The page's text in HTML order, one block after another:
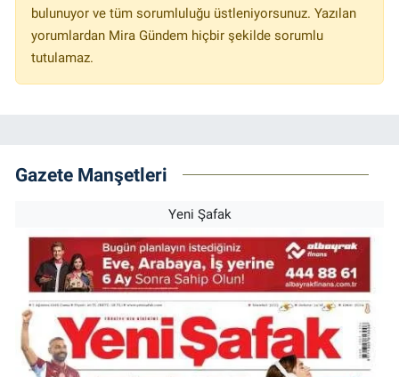
bulunuyor ve tüm sorumluluğu üstleniyorsunuz. Yazılan
yorumlardan Mira Gündem hiçbir şekilde sorumlu
tutulamaz.
Gazete Manşetleri
Yeni Şafak